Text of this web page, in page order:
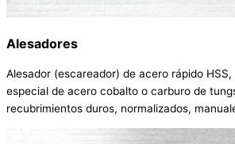
Alesadores
Alesador (escareador) de acero rápido
especial de acero cobalto o carburo de
recubrimientos duros, normalizados,